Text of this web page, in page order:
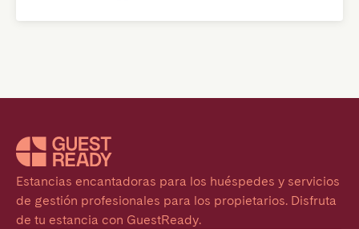
Estancias encantadoras para los huéspedes y servicios
de gestión profesionales para los propietarios. Disfruta
de tu estancia con GuestReady.